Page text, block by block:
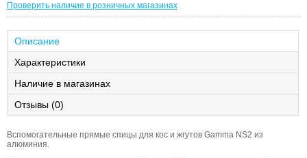
Проверить наличие в розничных магазинах
Описание
Характеристики
Наличие в магазинах
Отзывы (0)
Вспомогательные прямые спицы для кос и жгутов Gamma NS2 из
алюминия.